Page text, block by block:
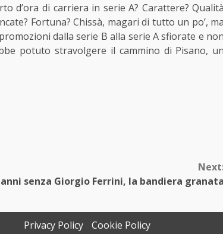
d’ora di carriera in serie A? Carattere? Qualità
Fortuna? Chissà, magari di tutto un po’, ma
dalla serie B alla serie A sfiorate e non
potuto stravolgere il cammino di Pisano, un
anni senza Giorgio Ferrini, la bandiera granata
Privacy Policy Cookie Policy